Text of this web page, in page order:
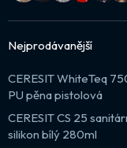
Nejprodávanější
CERESIT WhiteTeq
PU pěna pistolová
CERESIT CS 25
silikon bílý 280ml